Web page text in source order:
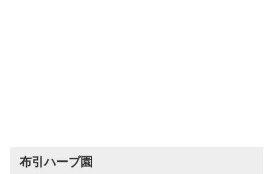
布引ハーブ園